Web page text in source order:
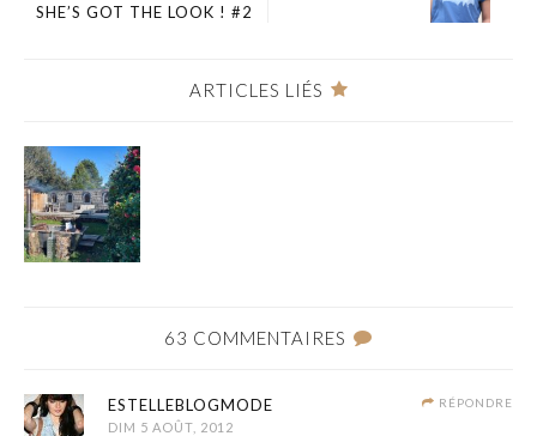
SHE’S GOT THE LOOK ! #2
ARTICLES LIÉS
63 COMMENTAIRES
RÉPONDRE
ESTELLEBLOGMODE
DIM 5 AOÛT, 2012